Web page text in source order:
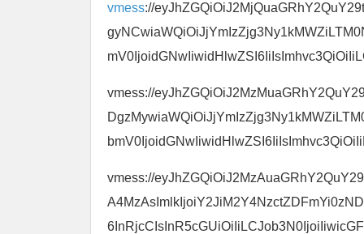
vmess://
vmess://
vmess://